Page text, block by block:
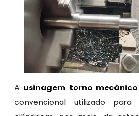
A usinagem torno mecânico
convencional utilizado